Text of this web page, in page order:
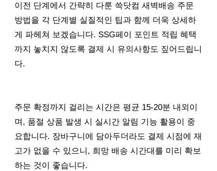
이전 단계에서 간략히 다룬 쓱닷컴 새벽배송 주문
방법을 각 단계별 실질적인 팁과 함께 더욱 상세하
게 파헤쳐 보겠습니다. SSG페이 포인트 적립 혜택
까지 놓치지 않도록 결제 시 유의사항도 짚어드립니
다.
주문 확정까지 걸리는 시간은 평균 15-20분 내외이
며, 품절 상품 발생 시 실시간 알림 기능 활용이 중
요합니다. 장바구니에 담아두더라도 결제 시점에 재
고가 없을 수 있으니, 희망 배송 시간대를 미리 확보
하는 것이 좋습니다.